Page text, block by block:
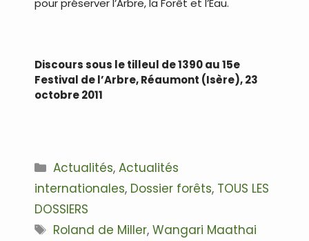
pour préserver l’Arbre, la Forêt et l’Eau.
Discours sous le tilleul de 1390 au 15e
Festival de l’Arbre, Réaumont (Isère), 23
octobre 2011
Catégories
Actualités,Actualités
internationales, Dossier forêts, TOUS LES
DOSSIERS
Étiquettes
Roland de Miller,Wangari Maathai